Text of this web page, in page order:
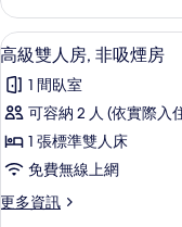
Premium
Floor,
Hollywood)
的
所
有
相
片
雙
床
房
16F
Premium
Hollywood)
的
情
顯
示
高
級
雙
人
房,
6
高級雙人房, 非吸煙房
1 間臥室
可容納 2 人 (依實際入
1 張標準雙人床
免費無線上網
更多資訊
更